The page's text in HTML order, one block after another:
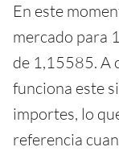
En este
mercado para
de 1,15585. A
funciona este
importes, lo
referencia